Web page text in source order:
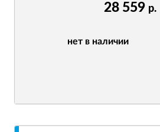
28 559 р.
нет в наличии